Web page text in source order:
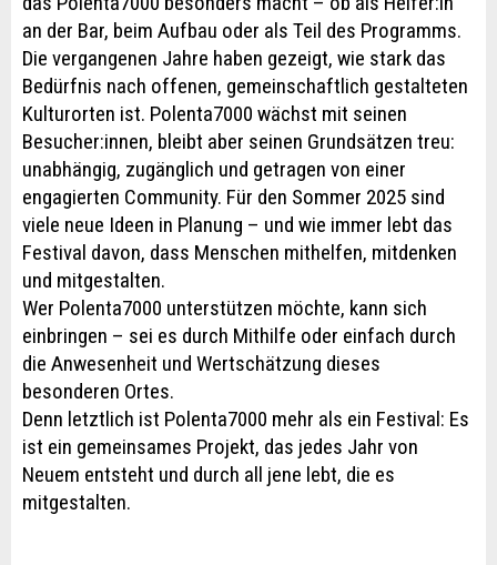
an der Bar, beim Aufbau oder als Teil des Programms.
Die vergangenen Jahre haben gezeigt, wie stark das
Bedürfnis nach offenen, gemeinschaftlich gestalteten
Kulturorten ist. Polenta7000 wächst mit seinen
Besucher:innen, bleibt aber seinen Grundsätzen treu:
unabhängig, zugänglich und getragen von einer
engagierten Community. Für den Sommer 2025 sind
viele neue Ideen in Planung – und wie immer lebt das
Festival davon, dass Menschen mithelfen, mitdenken
und mitgestalten.
Wer Polenta7000 unterstützen möchte, kann sich
einbringen – sei es durch Mithilfe oder einfach durch
die Anwesenheit und Wertschätzung dieses
besonderen Ortes.
Denn letztlich ist Polenta7000 mehr als ein Festival: Es
ist ein gemeinsames Projekt, das jedes Jahr von
Neuem entsteht und durch all jene lebt, die es
mitgestalten.